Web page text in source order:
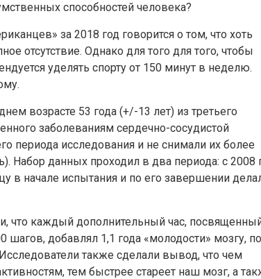
способностей человека?
за 2018 год говорится о том, что хоть
отсутствие. Однако для того для того, чтобы
уделять спорту от 150 минут в неделю.
возрасте 53 года (+/-13 лет) из третьего
заболеваниям сердечно-сосудистой
периода исследования и не снимали их более
Набор данных проходил в два периода: с 2008
в начале испытания и по его завершении
что каждый дополнительный час,
добавлял 1,1 года «молодости» мозгу, по
также сделали вывод, что чем
тем быстрее стареет наш мозг, а